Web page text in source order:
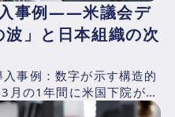
事例——米議会デ
」と日本組織の次
事例：数字が示す構造的
の1年間に米国下院が支
下院支出記録...